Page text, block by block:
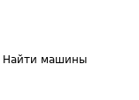
Найти машины